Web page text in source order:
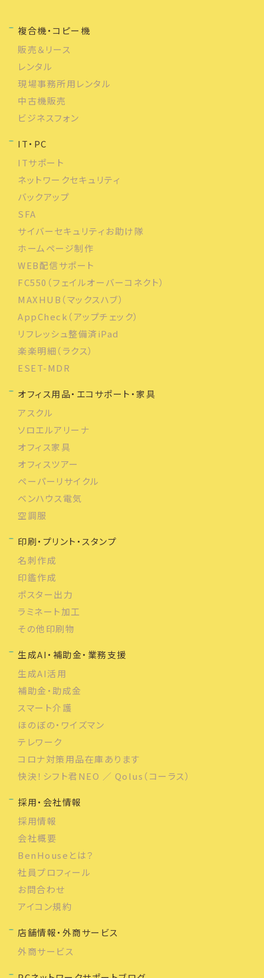
複合機・コピー機
販売＆リース
レンタル
現場事務所用レンタル
中古機販売
ビジネスフォン
IT・PC
ITサポート
ネットワークセキュリティ
バックアップ
SFA
サイバーセキュリティお助け隊
ホームページ制作
WEB配信サポート
FC550（フェイルオーバーコネクト）
MAXHUB（マックスハブ）
AppCheck（アップチェック）
リフレッシュ整備済iPad
楽楽明細（ラクス）
ESET-MDR
オフィス用品・エコサポート・家具
アスクル
ソロエルアリーナ
オフィス家具
オフィスツアー
ペーパーリサイクル
ベンハウス電気
空調服
印刷・プリント・スタンプ
名刺作成
印鑑作成
ポスター出力
ラミネート加工
その他印刷物
生成AI・補助金・業務支援
生成AI活用
補助金・助成金
スマート介護
ほのぼの・ワイズマン
テレワーク
コロナ対策用品在庫あります
快決！シフト君NEO ／ Qolus（コーラス）
採用・会社情報
採用情報
会社概要
BenHouseとは？
社員プロフィール
お問合わせ
アイコン規約
店舗情報・外商サービス
外商サービス